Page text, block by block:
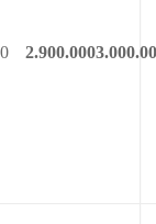
2.900.000